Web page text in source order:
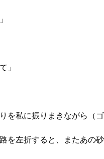
」
を私に振りまきながら（
を左折すると、またあの